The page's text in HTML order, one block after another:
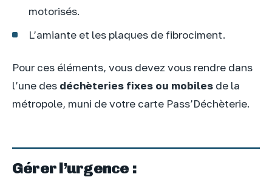
motorisés.
L’amiante et les plaques de fibrociment.
Pour ces éléments, vous devez vous rendre dans
l’une des déchèteries fixes ou mobiles de la
métropole, muni de votre carte Pass’Déchèterie.
Gérer l’urgence :